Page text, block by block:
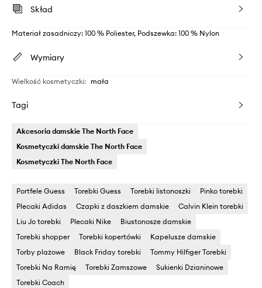
Skład
Materiał zasadniczy: 100 % Poliester, Podszewka: 100 % Nylon
Wymiary
Wielkość kosmetyczki: mała
Tagi
Akcesoria damskie The North Face
Kosmetyczki damskie The North Face
Kosmetyczki The North Face
Portfele Guess Torebki Guess Torebki listonoszki
Pinko torebki
Plecaki Adidas
Czapki z daszkiem damskie
Calvin Klein torebki
Liu Jo torebki
Plecaki Nike
Biustonosze damskie
Torebki shopper
Torebki kopertówki
Kapelusze damskie
Torby plażowe
Black Friday torebki
Tommy Hilfiger Torebki
Torebki Na Ramię
Torebki Zamszowe
Sukienki Dzianinowe
Torebki Coach